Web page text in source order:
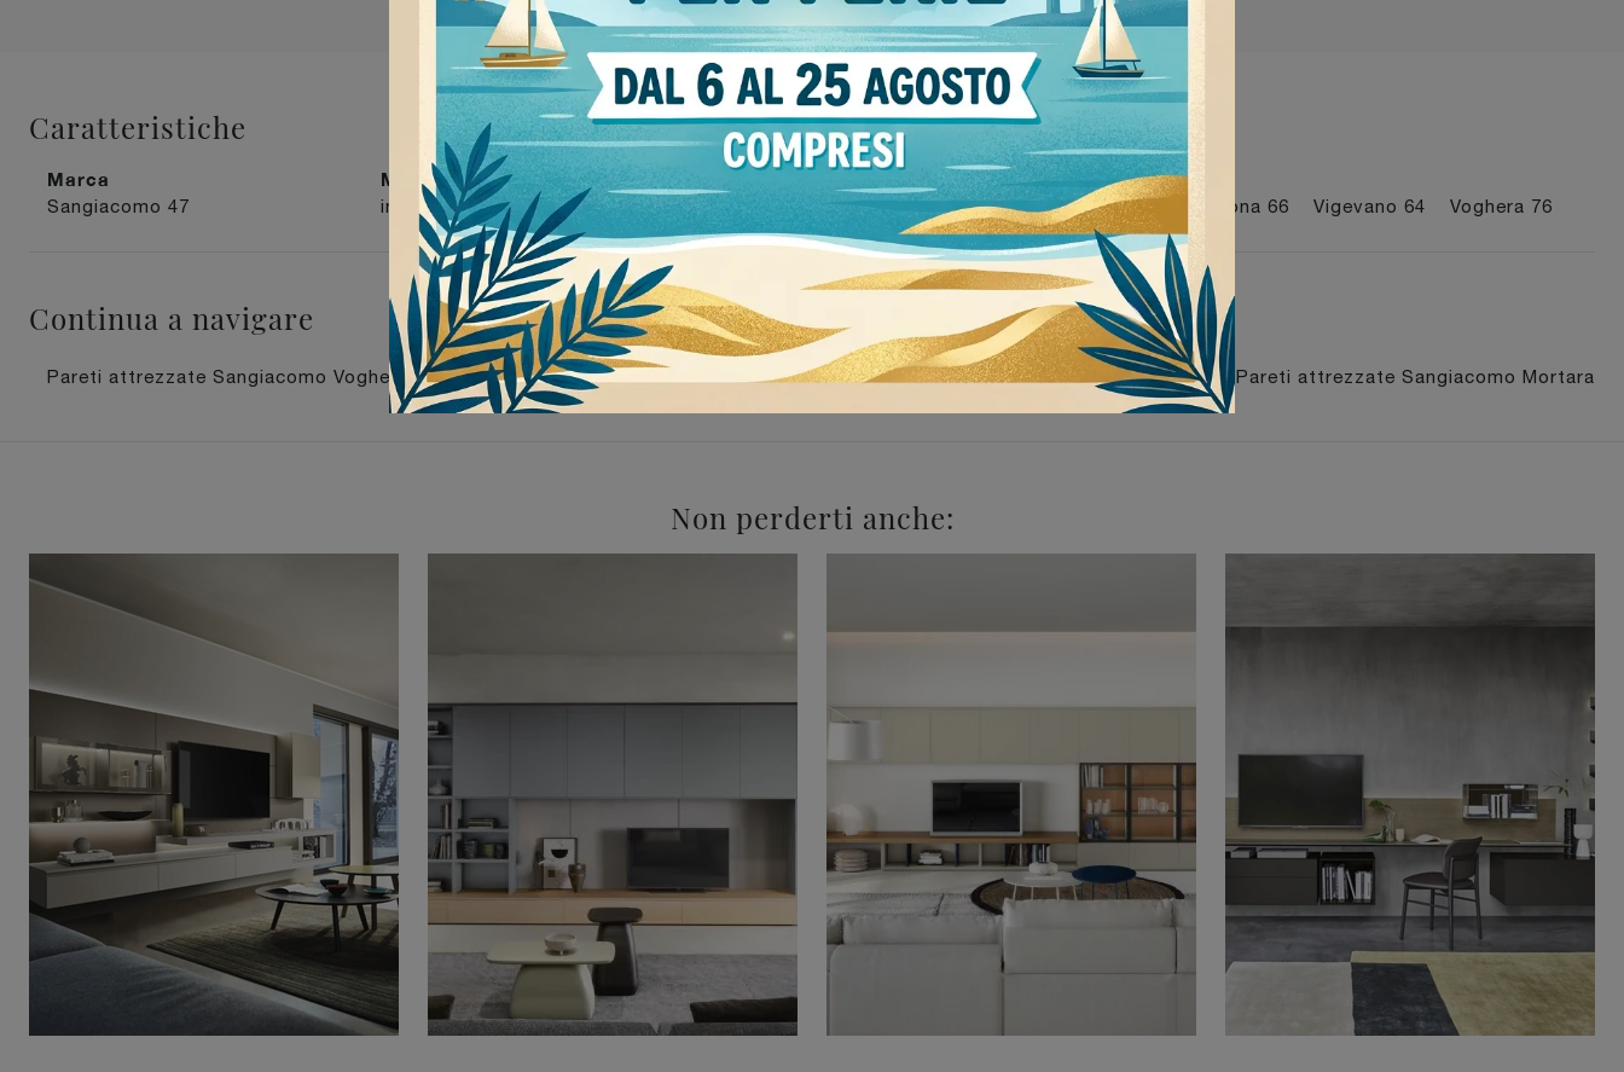
Caratteristiche
Marca
Sangiacomo 47
Materiale
in laccato opaco 38 moderne122
I più visti a :
Mortara76 Tortona 66 Vigevano 64 Voghera 76
Continua a navigare
Pareti attrezzate Sangiacomo Voghera Pareti attrezzate Sangiacomo Vigevano Pareti attrezzate Sangiacomo Tortona Pareti attrezzate Sangiacomo Mortara
Non perderti anche: